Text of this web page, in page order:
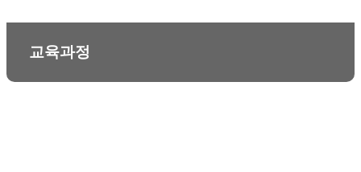
교육과정